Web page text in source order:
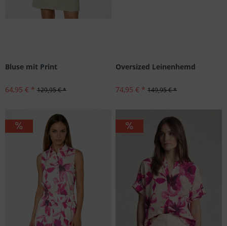
Bluse mit Print
64,95 € * 129,95 € *
Oversized Leinenhemd
74,95 € * 149,95 € *